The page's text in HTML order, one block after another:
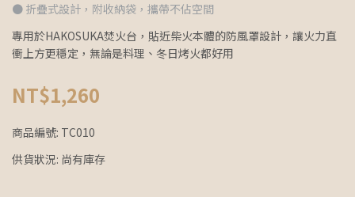
● 折疊式設計，附收納袋，攜帶不佔空間
專用於HAKOSUKA焚火台，貼近柴火本體的防風罩設計，讓火力直
衝上方更穩定，無論是料理、冬日烤火都好用
NT$1,260
商品編號: TC010
供貨狀況: 尚有庫存